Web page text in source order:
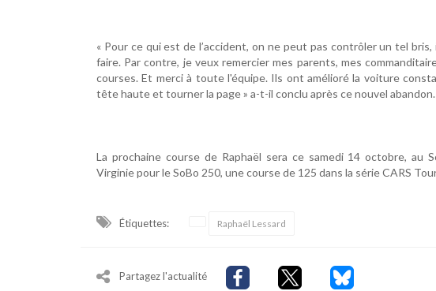
« Pour ce qui est de l’accident, on ne peut pas contrôler un tel bris,
faire. Par contre, je veux remercier mes parents, mes
courses. Et merci à toute l'équipe. Ils ont amélioré la voiture
tête haute et tourner la page » a-t-il conclu après ce nouvel abandon.
La prochaine course de Raphaël sera ce samedi 14 octobre, au
Virginie pour le SoBo 250, une course de 125 dans la série CARS
Étiquettes: Raphaël Lessard
Partagez l'actualité